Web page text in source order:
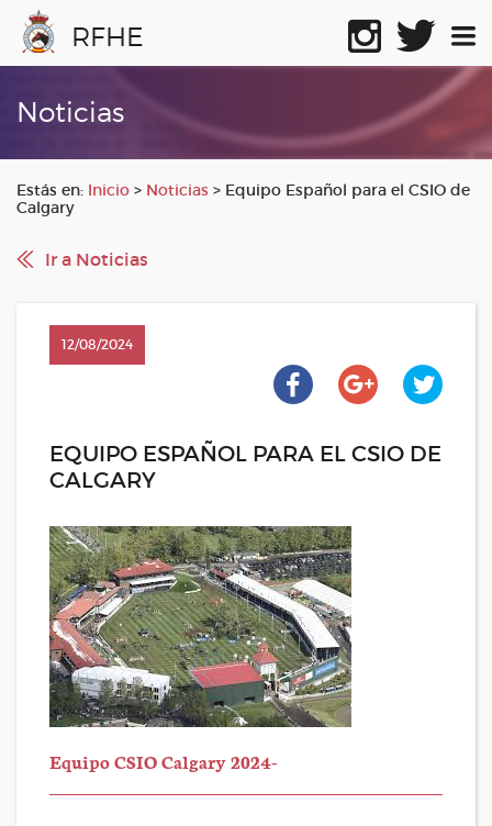
RFHE
Noticias
Estás en: Inicio > Noticias > Equipo Español para el CSIO de
Calgary
Ir a Noticias
12/08/2024
EQUIPO ESPAÑOL PARA EL CSIO DE
CALGARY
Equipo CSIO Calgary 2024-